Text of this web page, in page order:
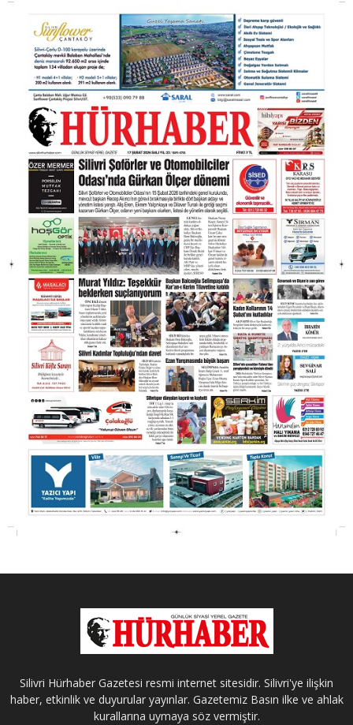
Silivri Hürhaber Gazetesi resmi internet sitesidir. Silivri'ye ilişkin
haber, etkinlik ve duyurular yayınlar. Gazetemiz Basın ilke ve ahlak
kurallarına uymaya söz vermiştir.